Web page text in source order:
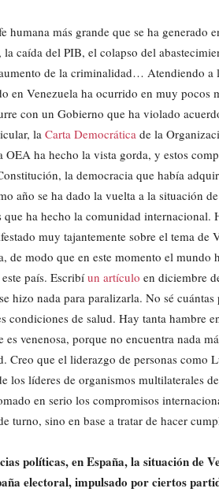
humana más grande que se ha generado
caída del PIB, el colapso del
de la criminalidad… Atendiendo a
en Venezuela ha ocurrido en muy pocos
con un Gobierno que ha violado
la Carta Democrática de la
OEA ha hecho la vista gorda, y estos
la democracia que había
año se ha dado la vuelta a la situación
que ha hecho la comunidad internacional.
muy tajantemente sobre el tema de
de modo que en este momento el mundo
país. Escribíun artículo en diciembre
hizo nada para paralizarla. No sé
condiciones de salud. Hay tanta hambre
venenosa, porque no encuentra nada
Creo que el liderazgo de personas como
los líderes de organismos multilaterales
en serio los compromisos
turno, sino en base a tratar de hacer
políticas, en España, la situación de
electoral, impulsado por ciertos